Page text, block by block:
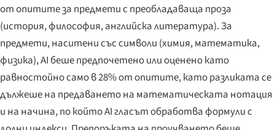
от опитите за предмети с преобладаваща проза
(история, философия, английска литература). За
предмети, наситени със символи (химия, математика,
физика), AI беше предпочетено или оценено като
равностойно само в 28% от опитите, като разликата се
дължеше на предаването на математическата нотация
и на начина, по който AI гласът обработва формули с